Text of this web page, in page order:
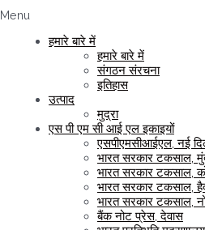
Menu
हमारे बारे में
हमारे बारे में
संगठन संरचना
इतिहास
उत्पाद
मुद्रा
एस पी एम सी आई एल इकाइयों
एसपीएमसीआईएल, नई
भारत सरकार टकसाल,
भारत सरकार टकसाल,
भारत सरकार टकसाल,
भारत सरकार टकसाल,
बैंक नोट प्रेस, देवास